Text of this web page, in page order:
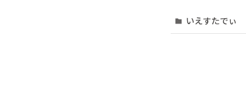
いえすたでぃ